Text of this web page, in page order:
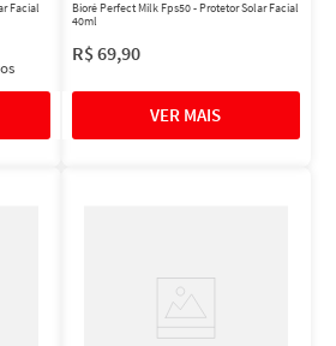
Facial
Bioré Perfect Milk Fps50 - Protetor Solar Facial
40ml
R$69,90